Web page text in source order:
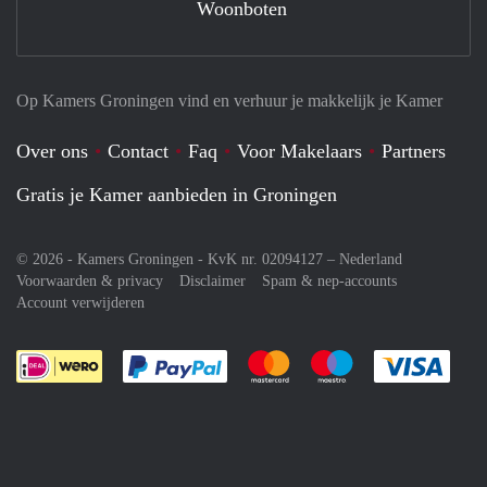
Op Kamers Groningen vind en verhuur je makkelijk je Kamer
Over ons Contact Faq Voor Makelaars
Partners
Gratis je Kamer aanbieden in Groningen
© 2026 - Kamers Groningen - KvK nr. 02094127 – Nederland
Voorwaarden & privacy
Disclaimer
Spam & nep-accounts
Account verwijderen
Je rekent gemakkelijk af met Paypal
Je rekent gemakkelijk af met
Je rekent
Woonboten